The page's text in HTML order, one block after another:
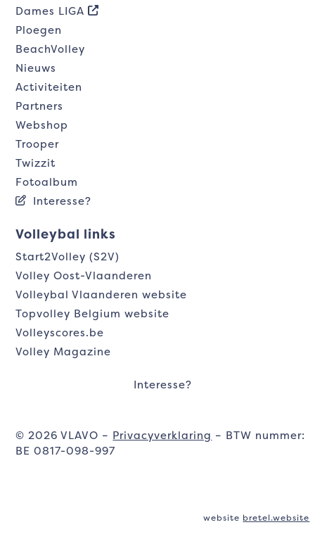
Dames LIGA
Ploegen
BeachVolley
Nieuws
Activiteiten
Partners
Webshop
Trooper
Twizzit
Fotoalbum
Interesse?
Volleybal links
Start2Volley (S2V)
Volley Oost-Vlaanderen
Volleybal Vlaanderen website
Topvolley Belgium website
Volleyscores.be
Volley Magazine
Interesse?
© 2026 VLAVO – Privacyverklaring – BTW nummer:
BE 0817-098-997
website bretel.website